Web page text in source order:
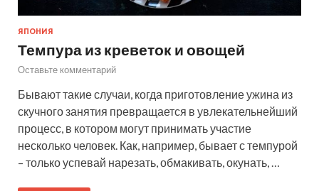
ЯПОНИЯ
Темпура из креветок и овощей
Оставьте комментарий
Бывают такие случаи, когда приготовление ужина из
скучного занятия превращается в увлекательнейший
процесс, в котором могут принимать участие
несколько человек. Как, например, бывает с темпурой
– только успевай нарезать, обмакивать, окунать, …